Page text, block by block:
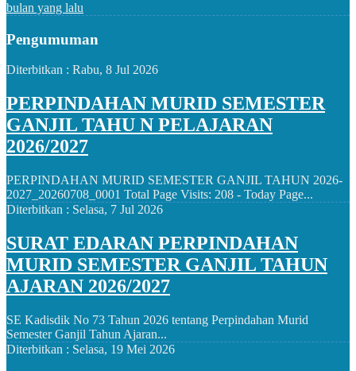
bulan yang lalu
Pengumuman
Diterbitkan : Rabu, 8 Jul 2026
PERPINDAHAN MURID SEMESTER
GANJIL TAHU N PELAJARAN
2026/2027
PERPINDAHAN MURID SEMESTER GANJIL TAHUN 2026-
2027_20260708_0001 Total Page Visits: 208 - Today Page...
Diterbitkan : Selasa, 7 Jul 2026
SURAT EDARAN PERPINDAHAN
MURID SEMESTER GANJIL TAHUN
AJARAN 2026/2027
SE Kadisdik No 73 Tahun 2026 tentang Perpindahan Murid
Semester Ganjil Tahun Ajaran...
Diterbitkan : Selasa, 19 Mei 2026